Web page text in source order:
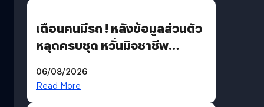
เตือนคนมีรถ ! หลังข้อมูลส่วนตัว
หลุดครบชุด หวั่นมิจชาชีพ
รหัสผ่านหลุด ไม่ใช่แฮ็กเกอร์
06/08/2026
Read More